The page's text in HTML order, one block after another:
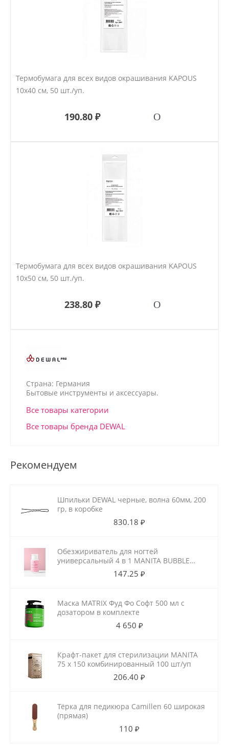
Термобумага для всех видов окрашивания KAPOUS
10х40 см, 50 шт./уп.
190.80 ₽
Термобумага для всех видов окрашивания KAPOUS
10х50 см, 50 шт./уп.
238.80 ₽
Страна: Германия
Бытовые инструменты и аксессуары.
Все товары категории
Все товары бренда DEWAL
Рекомендуем
Шпильки DEWAL черные, волна 60мм, 200
гр, в коробке
830.18 ₽
Обезжириватель для ногтей
универсальный 4 в 1 MANITA BUBBLE
147.25 ₽
Маска MATRIX Фуд Фо Софт 500 мл с
дозатором в комплекте
4 650 ₽
Крафт-пакет для стерилизации MANITA
75 х 150 комбинированный 100 шт/уп
206.40 ₽
Тёрка для педикюра Camillen 60 широкая
(прямая)
110 ₽